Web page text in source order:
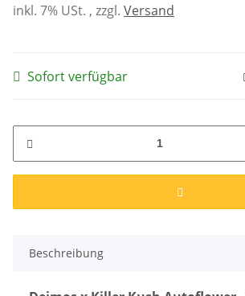
inkl. 7% USt. , zzgl. Versand
Sofort verfügbar
Beschreibung